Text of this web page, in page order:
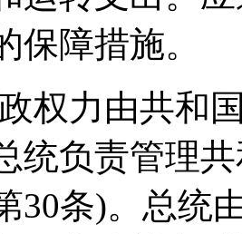
保障措施。
权力由共和
统负责管理
30条)。总统